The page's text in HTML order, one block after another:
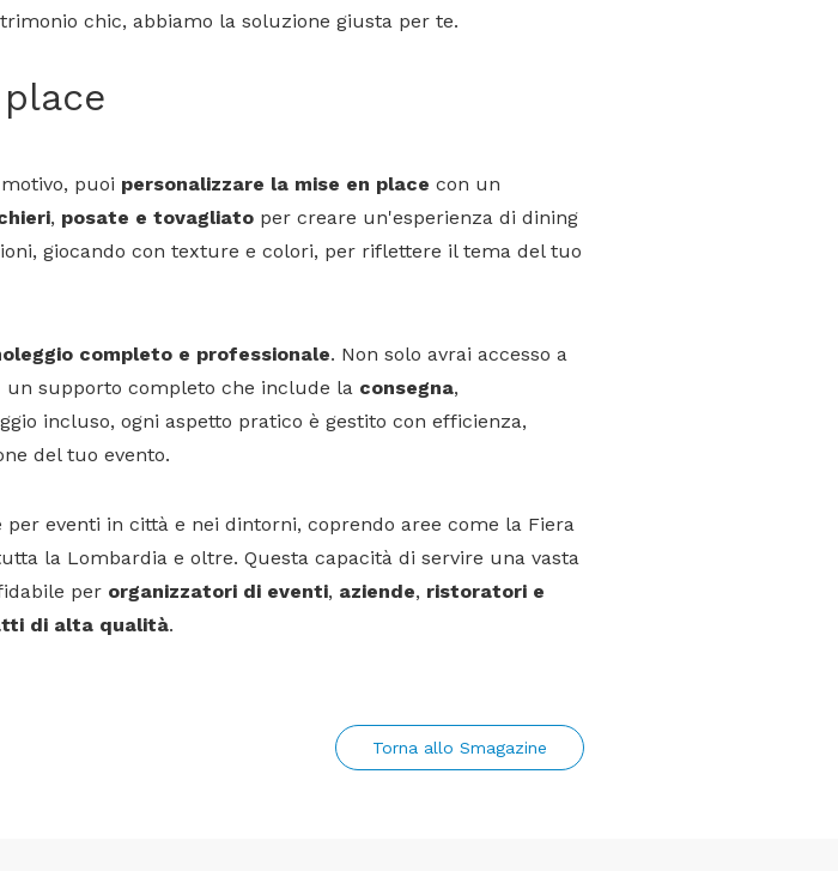
chic, abbiamo la soluzione giusta per te.
puoi personalizzare la mise en place con un
, posate e tovagliato per creare un'esperienza di dining
giocando con texture e colori, per riflettere il tema del tuo
completo e professionale. Non solo avrai accesso a
supporto completo che include la consegna,
incluso, ogni aspetto pratico è gestito con efficienza,
del tuo evento.
eventi in città e nei dintorni, coprendo aree come la Fiera
la Lombardia e oltre. Questa capacità di servire una vasta
per organizzatori di eventi, aziende, ristoratori e
di alta qualità.
Torna allo Smagazine